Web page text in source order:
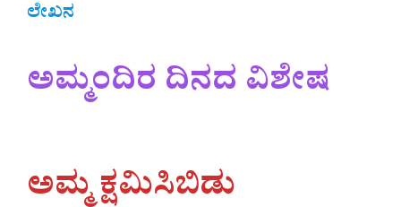
ಲೇಖನ
ಅಮ್ಮಂದಿರ ದಿನದ ವಿಶೇಷ
ಅಮ್ಮ ಕ್ಷಮಿಸಿಬಿಡು